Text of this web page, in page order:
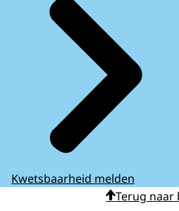
Kwetsbaarheid melden
Terug naar